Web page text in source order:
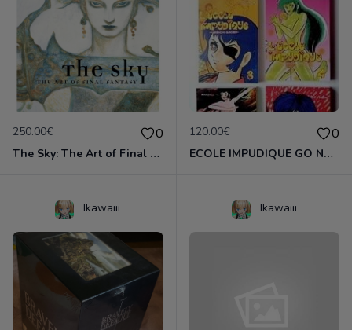
250.00€ 0
The Sky: The Art of Final Fantasy Slipcased Edition by Yoshitaka Amano
120.00€ 0
ECOLE IMPUDIQUE GO NAGAI INTEGRALE 6 TOMES
Ikawaiii Ikawaiii